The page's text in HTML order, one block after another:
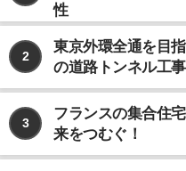
性
2
東京外環全通を目
の道路トンネル工
3
フランスの集合住
来をつむぐ！